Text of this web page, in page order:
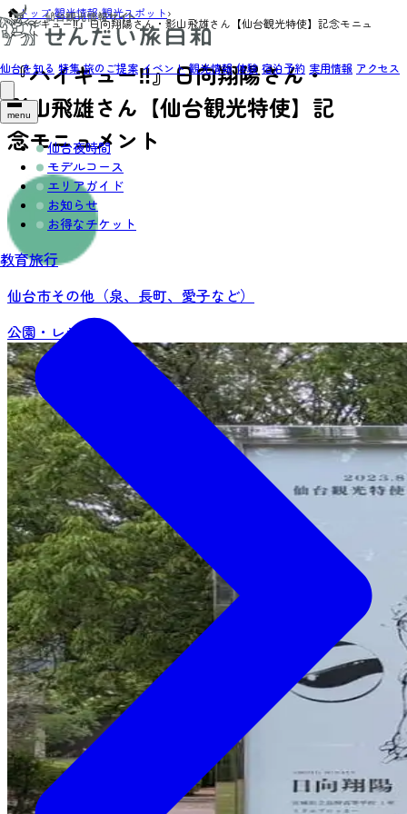
仙台を知る 特集 旅のご提案 イベント 観光情報 体験 宿泊予約 実用情報 アクセス
menu
仙台夜時間
モデルコース
エリアガイド
お知らせ
お得なチケット
教育旅行
トップ›観光情報›観光スポット›
『ハイキュー‼』日向翔陽さん・影山飛雄さん【仙台観光特使】記念モニュ
メント
『ハイキュー‼』日向翔陽さん・
影山飛雄さん【仙台観光特使】記
念モニュメント
仙台市その他（泉、長町、愛子など）
公園・レジャー